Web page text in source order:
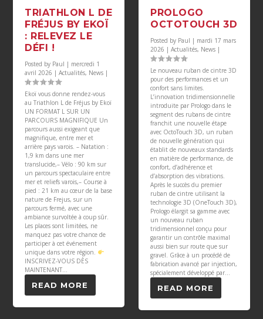
TRIATHLON L DE
FRÉJUS BY EKOÏ
: RELEVEZ LE
DÉFI !
Posted by Paul | mercredi 1
avril 2026 |Actualités, News |
Ekoï vous donne rendez-vous
au Triathlon L de Fréjus by Ekoï
UN FORMAT L SUR UN
PARCOURS MAGNIFIQUE Un
parcours aussi exigeant que
magnifique, entre mer et
arrière pays varois. – Natation :
1,9 km dans une mer
translucide,– Vélo : 90 km sur
un parcours spectaculaire entre
mer et reliefs varois,– Course à
pied : 21 km au cœur de la base
nature de Frejus, sur un
parcours fermé, avec une
ambiance survoltée à coup sûr.
Les places sont limitées, ne
manquez pas votre chance de
participer à cet événement
unique dans votre région.
INSCRIVEZ-VOUS DÈS
MAINTENANT...
READ MORE
PROLOGO
OCTOTOUCH 3D
Posted by Paul | mardi 17 mars
2026 | Actualités, News |
Le nouveau ruban de cintre 3D
pour des performances et un
confort sans limites.
L’innovation tridimensionnelle
introduite par Prologo dans le
segment des rubans de cintre
franchit une nouvelle étape
avec OctoTouch 3D, un ruban
de nouvelle génération qui
établit de nouveaux standards
en matière de performance, de
confort, d’adhérence et
d’absorption des vibrations.
Après le succès du premier
ruban de cintre utilisant la
technologie 3D (OneTouch 3D),
Prologo élargit sa gamme avec
un nouveau ruban
tridimensionnel conçu pour
garantir un contrôle maximal
aussi bien sur route que sur
gravel. Grâce à un procédé de
fabrication avancé par injection,
spécialement développé par...
READ MORE